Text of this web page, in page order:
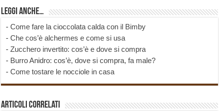
Leggi anche…
-Come fare la cioccolata calda con il Bimby
-Che cos’è alchermes e come si usa
-Zucchero invertito: cos’è e dove si compra
- Burro Anidro: cos’è, dove si compra, fa male?
-Come tostare le nocciole in casa
Articoli correlati